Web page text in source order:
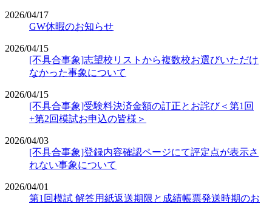
2026/04/17
GW休暇のお知らせ
2026/04/15
[不具合事象]志望校リストから複数校お選びいただけ
なかった事象について
2026/04/15
[不具合事象]受験料決済金額の訂正とお詫び＜第1回
+第2回模試お申込の皆様＞
2026/04/03
[不具合事象]登録内容確認ページにて評定点が表示さ
れない事象について
2026/04/01
第1回模試 解答用紙返送期限と成績帳票発送時期のお